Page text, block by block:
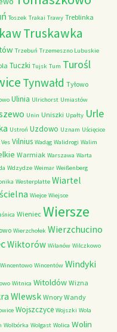
Toszek Trakai Trawy Treblinka
Truskawka
Trzebuń Trzemeszno Lubuskie
Tuczki Tujsk Tum Turośl
Tynwałd Tyłowo
Ulinia Ulrichorst Umiastów
Unin Uniszki Upałty Urle
Ustroń Uzdowo Uznam Uścięcice
Ves Vilnius Wadąg Walidrogi Walim
Warmiak Warszawa Warta
Wdzydze Weimar Weißenberg
Westerplatte Wiartel
Wiejce Wiejsce
Wieniec Wiersze
Wierzchołek Wierzchucino
Wiktorów Wilanów Wilczkowo
Wincentowo Wincentów Windyki
Witnica Witoldów Wizna
Wlewsk Wnory Wandy
Wojszczyce Wojszki Wola
Wolbórka Wolgast Wolica Wolin